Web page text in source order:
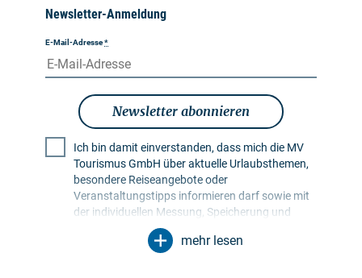
Newsletter-Anmeldung
E-Mail-Adresse*
Newsletter abonnieren
Ich bin damit einverstanden, dass mich die MV
Tourismus GmbH über aktuelle Urlaubsthemen,
besondere Reiseangebote oder
Veranstaltungstipps informieren darf sowie mit
der individuellen Messung, Speicherung und
Auswertung von Öffnungs- und Klickraten in
Empfängerprofilen zu Zwecken der Gestaltung
mehr lesen